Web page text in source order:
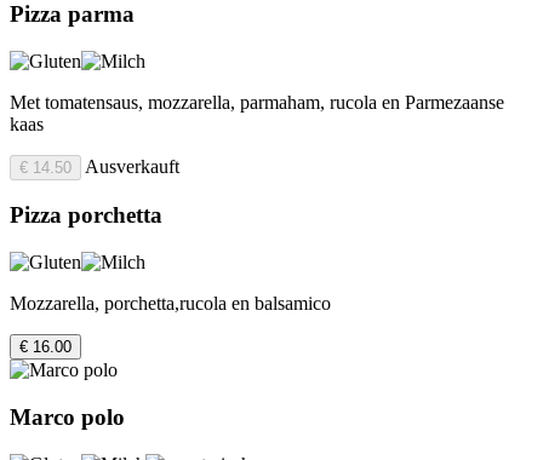
Pizza parma
Met tomatensaus, mozzarella, parmaham, rucola en Parmezaanse
kaas
€ 14.50 Ausverkauft
Pizza porchetta
Mozzarella, porchetta,rucola en balsamico
€ 16.00
Marco polo